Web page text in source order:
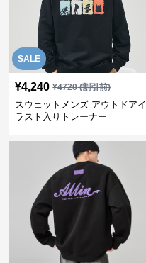
SALE
¥4,240 ¥4720(割引前)
スウェットメンズ アウトドアイ
ラスト入りトレーナー